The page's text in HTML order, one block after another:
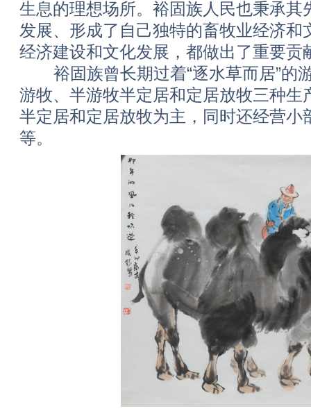
生息的理想场所。裕固族人民也秉承其
发展、形成了自己独特的畜牧业经济和
经济建设和文化发展，都做出了重
裕固族曾长期过着“逐水草而居”的
游牧、半游牧半定居和定居放牧三种生
半定居和定居放牧为主，同时还经营小
等。